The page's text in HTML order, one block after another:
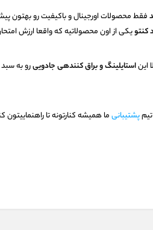
فقط محصولات اورجینال و باکیفیت رو بهتون
کنتویکی از اون محصولاتیه که واقعا ارزش
ایناستایلینگ و براق کنندهی جادوییرو به
تیمپشتیبانیما همیشه کنارتونه تا راهنماییتون